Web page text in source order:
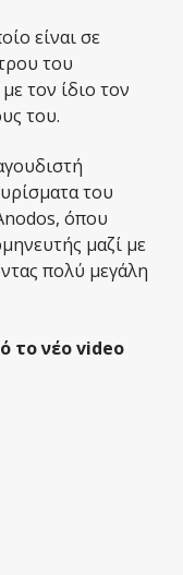
είναι σε
του
τον ίδιο τον
του.
του
όπου
μαζί με
πολύ μεγάλη
το νέο video